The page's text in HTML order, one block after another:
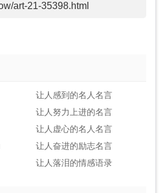
art-21-35398.html
让人感到的名人名言
让人努力上进的名言
让人虚心的名人名言
让人奋进的励志名言
让人落泪的情感语录